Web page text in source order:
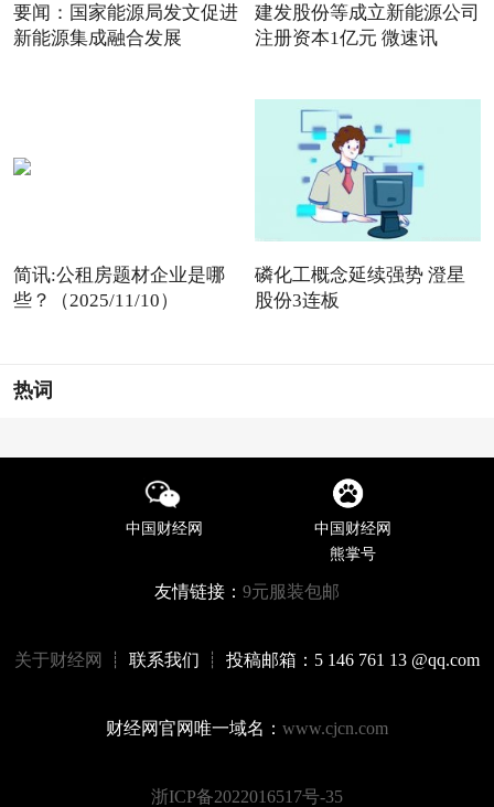
要闻：国家能源局发文促进
新能源集成融合发展
建发股份等成立新能源公司
注册资本1亿元 微速讯
简讯:公租房题材企业是哪
些？（2025/11/10）
磷化工概念延续强势 澄星
股份3连板
热词
中国财经网
中国财经网
熊掌号
友情链接： 9元服装包邮
关于财经网 ┊ 联系我们 ┊ 投稿邮箱：5 146 761 13 @qq.com
财经网官网唯一域名： www.cjcn.com
浙ICP备2022016517号-35